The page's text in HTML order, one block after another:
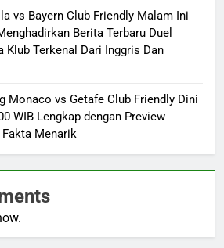
vs Bayern Club Friendly Malam Ini
Berita Terbaru Duel
Klub Terkenal Dari Inggris Dan
Monaco vs Getafe Club Friendly Dini
WIB Lengkap dengan Preview
Fakta Menarik